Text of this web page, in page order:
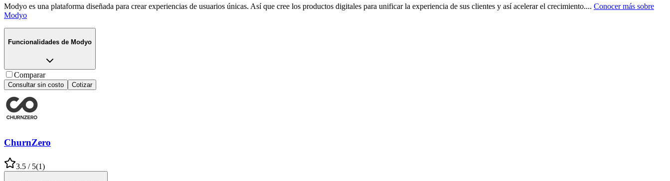
Modyo es una plataforma diseñada para crear experiencias de usuarios únicas. Así que cree los productos digitales para unificar la experiencia de sus clientes y así acelerar el crecimiento.... Conocer más sobre
Modyo
Funcionalidades de Modyo
Comparar
Consultar sin costo Cotizar
ChurnZero
3.5 / 5(1)